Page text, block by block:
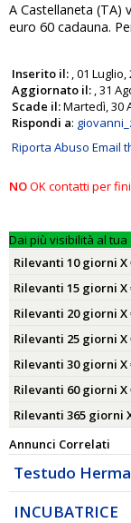
A Castellaneta (TA)
euro 60 cadauna.
Inserito il: , 01
Aggiornato il: , 31
Scade il:Martedì, 30
Rispondi a:
Riporta Abuso Email
NOOK contatti per
Dai più visibilità al
Rilevanti 10 giorni X
Rilevanti 15 giorni X
Rilevanti 20 giorni X
Rilevanti 25 giorni X
Rilevanti 30 giorni X
Rilevanti 60 giorni X
Rilevanti 365 giorni
Annunci Correlati
Testudo
INCUBATRICE